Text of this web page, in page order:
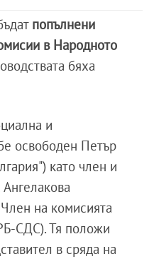
попълнени
в Народното
бяха
и
освободен Петър
като член и
на комисията
СДС). Тя положи
в сряда на